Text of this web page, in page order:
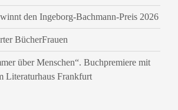
den Ingeborg-Bachmann-Preis 2026
BücherFrauen
über Menschen“. Buchpremiere mit
Literaturhaus Frankfurt